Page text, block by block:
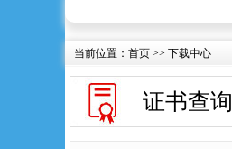
当前位置： 首页 >> 下载中心
证书查询